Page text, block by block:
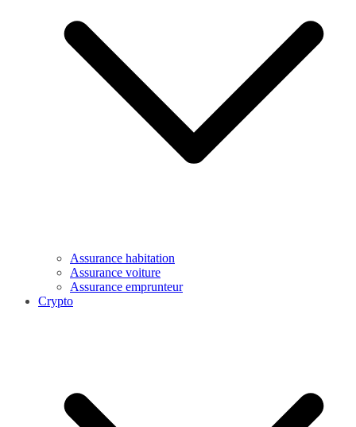
Assurance habitation
Assurance voiture
Assurance emprunteur
Crypto